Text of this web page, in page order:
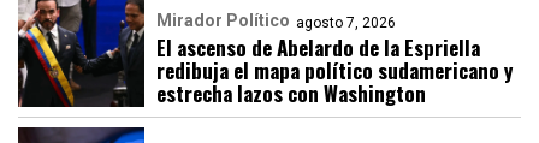
Mirador Político agosto 7, 2026
El ascenso de Abelardo de la Espriella
redibuja el mapa político sudamericano y
estrecha lazos con Washington